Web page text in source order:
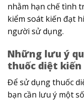
nhằm hạn chế tình
kiểm soát kiến đạt
người sử dụng.
Những lưu ý
thuốc diệt kiến
Để sử dụng thuốc
bạn cần lưu ý một